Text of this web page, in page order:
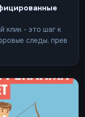
клик - это шаг к
следы, прев